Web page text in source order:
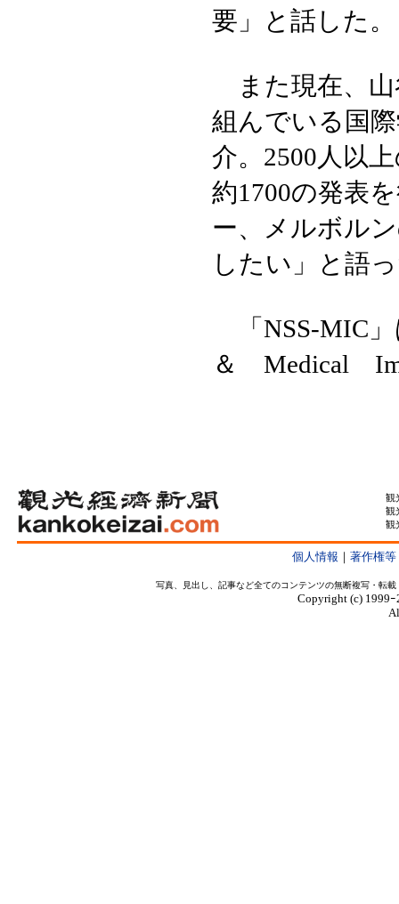
要」と話した。
また現在、山
組んでいる国
介。2500人以
約1700の発表
ー、メルボル
したい」と語
「NSS‐MIC
＆ Medical
観
観
観
個人情報 ｜ 著作権等
写真、見出し、記事など全てのコンテンツの無断複写・転
Copyright (c) 1999